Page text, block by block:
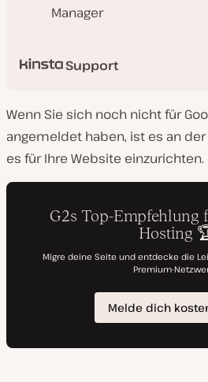
Manager
Support
Wenn Sie sich noch nicht für
angemeldet haben, ist es an
es für Ihre Website einzurichten.